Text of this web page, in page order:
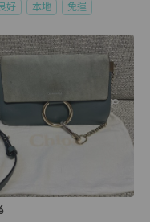
好 本地 免運